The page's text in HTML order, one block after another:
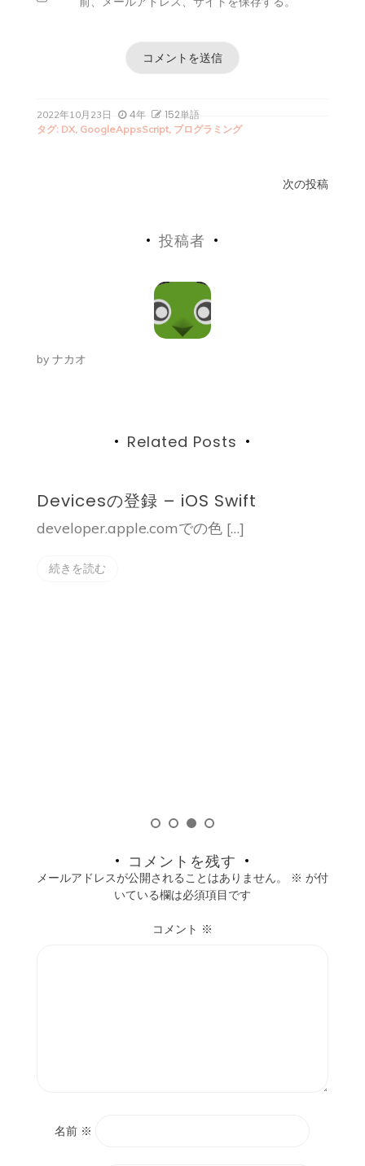
2022年10月23日 4年 152単語
タグ: DX, GoogleAppsScript, プログラミング
シ
次の投稿
投稿者
by ナカオ
Related Posts
Devicesの登録 – iOS Swift
developer.apple.comでの色 […]
続きを読む
コメントを残す
メールアドレスが公開されることはありません。 ※ が付
いている欄は必須項目です
コメント ※
名前 ※